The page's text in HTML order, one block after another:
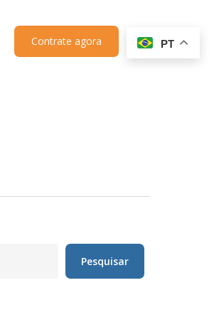
Contrate agora
Pesquisar
PT